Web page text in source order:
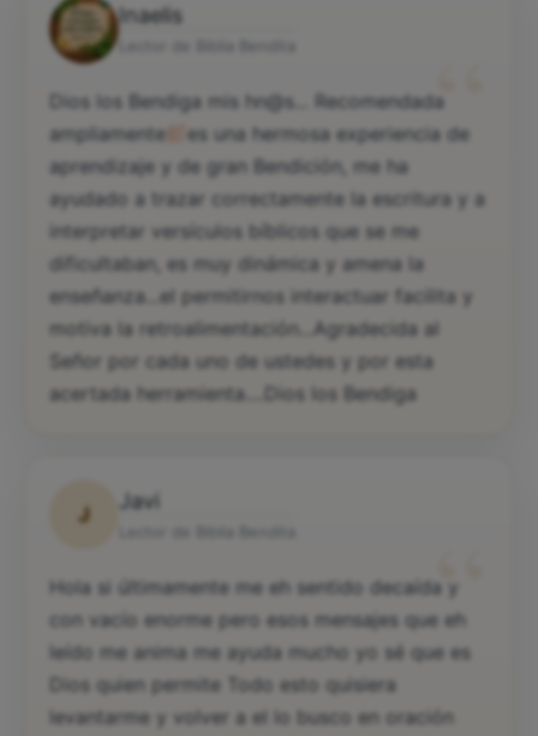
Inaelis
“
Dios los Bendiga mis hn@s... Recomendada
ampliamente
es una hermosa experiencia de
aprendizaje y de gran Bendición, me ha
ayudado a trazar correctamente la escritura y a
interpretar versículos bíblicos que se me
dificultaban, es muy dinámica y amena la
enseñanza...el permitirnos interactuar facilita y
motiva la retroalimentación...Agradecida al
Señor por cada uno de ustedes y por esta
acertada herramienta....Dios los Bendiga
J
Javi
“
Hola si últimamente me eh sentido decaída y
con vacío enorme pero esos mensajes que eh
leído me anima me ayuda mucho yo sé que es
Dios quien permite Todo esto quisiera
levantarme y volver a el lo busco en oración